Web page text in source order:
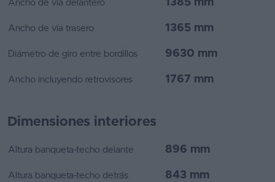
Ancho de vía delantero 1385 mm
Ancho de vía trasero 1365 mm
Diámetro de giro entre bordillos 9630 mm
Ancho incluyendo retrovisores 1767 mm
Altura banqueta-techo delante 896 mm
Altura banqueta-techo detrás 843 mm
Dimensiones interiores